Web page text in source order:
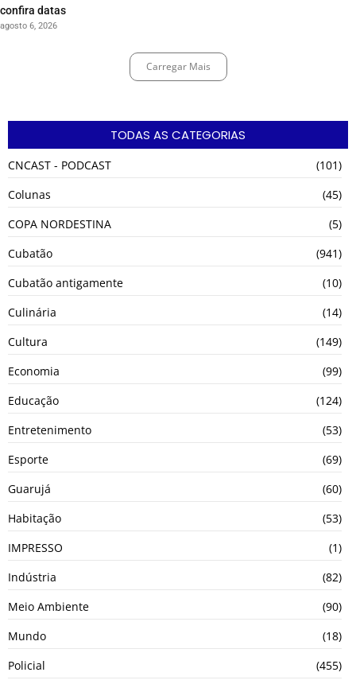
confira datas
agosto 6, 2026
Carregar Mais
TODAS AS CATEGORIAS
CNCAST - PODCAST
(101)
Colunas
(45)
COPA NORDESTINA
(5)
Cubatão
(941)
Cubatão antigamente
(10)
Culinária
(14)
Cultura
(149)
Economia
(99)
Educação
(124)
Entretenimento
(53)
Esporte
(69)
Guarujá
(60)
Habitação
(53)
IMPRESSO
(1)
Indústria
(82)
Meio Ambiente
(90)
Mundo
(18)
Policial
(455)